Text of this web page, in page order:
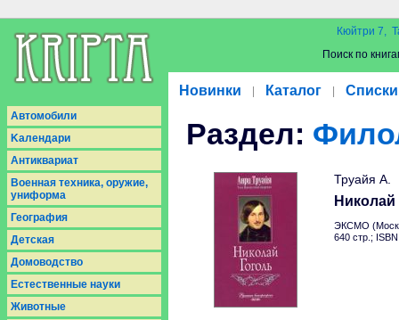
Кюйтри 7,
Поиск по
Новинки Каталог Списки
Aвтомобили
Kалендари
Антиквариат
Военная техника, оружие,
униформа
География
Детская
Домоводство
Естественные науки
Животные
Раздел:
Труайя А.
Николай
ЭКСМО
640 стр.;